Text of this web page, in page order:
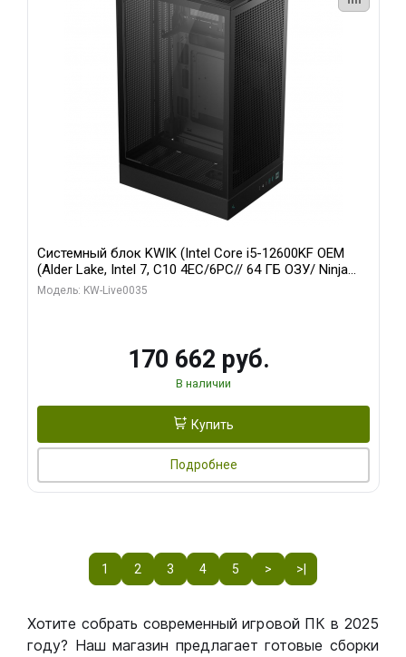
Системный блок KWIK (Intel Core i5-12600KF OEM
(Alder Lake, Intel 7, C10 4EC/6PC// 64 ГБ ОЗУ/ Ninja
Sinotex GTX1650 4GB 128bit GDDR6 DVI DP HDMI 2/
Модель: KW-Live0035
170 662 руб.
В наличии
Купить
Подробнее
1 2 3 4 5 > >|
Хотите собрать современный игровой ПК в 2025
году? Наш магазин предлагает готовые сборки